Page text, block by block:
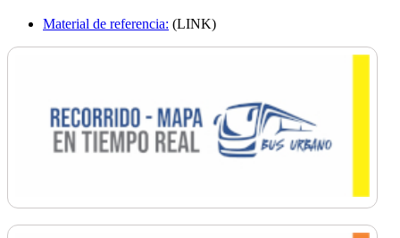
Material de referencia: (LINK)